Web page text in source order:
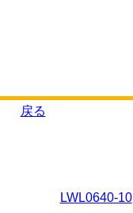
戻る
LWL0640-10